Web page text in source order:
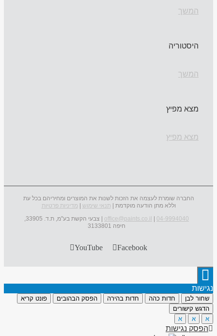
המשך
היסטוריה
המשך
מצא מפיץ
מצא מפיץ
החברה שומרת לעצמה את הזכות לשנות את המוצרים ומחיריהם בכל עת
וללא מתן הודעה מוקדמת | תנאי שימוש
מדיניות פרטיות
04-9994040
office@paints.co.il
| צבעי הקשת בע"מ, ת.ד. 33905,
חיפה 3133801
Facebook
YouTube
נגישות
שחור לבן חדות כהה חדות בהירה הפסק הבהובים
פונט קריא
הדגש קישורים
א
א א
הפסק נגישות